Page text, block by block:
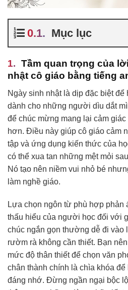
Mục lục
Tầm quan trọng của
nhật cô giáo bằng tiếng
Ngày sinh nhật là dịp đặc biệt để
dành cho những người dìu dắt
để chúc mừng mang lại cảm
hơn. Điều này giúp cô giáo cảm
tập và ứng dụng kiến thức của
có thể xua tan những mệt mỏi
Nó tạo nên niềm vui nhỏ bé
làm nghề giáo.
Lựa chọn ngôn từ phù hợp phản
thấu hiểu của người học đối với
chúc ngắn gọn thường dễ đi
rườm rà không cần thiết. Bạn
mức độ thân thiết để chọn văn
chân thành chính là chìa khóa
đáng nhớ. Đừng ngần ngại bộc